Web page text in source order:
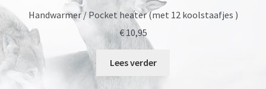
Handwarmer / Pocket heater (met 12 koolstaafjes )
€10,95
Lees verder